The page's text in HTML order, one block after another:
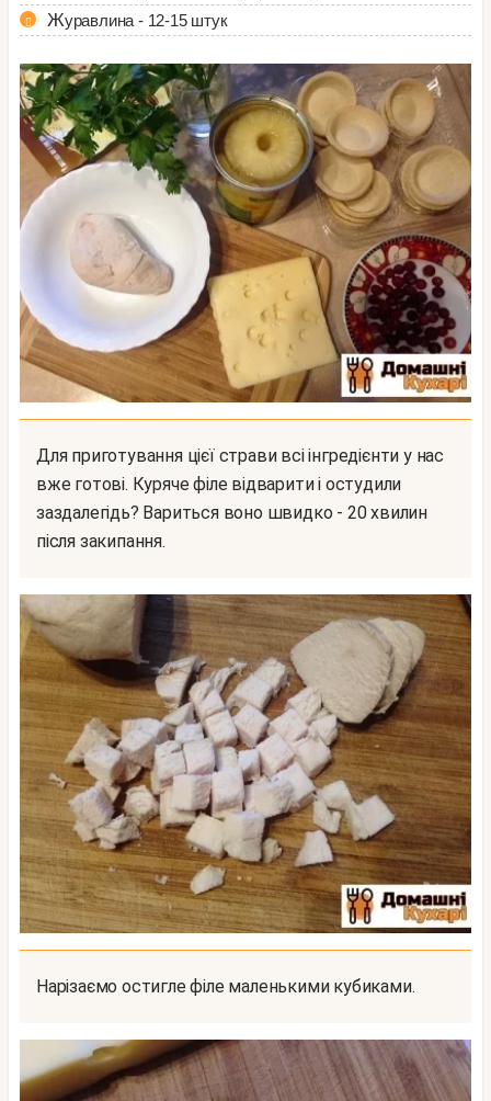
Журавлина - 12-15 штук
Для приготування цієї страви всі інгредієнти у нас
вже готові. Куряче філе відварити і остудили
заздалегідь? Вариться воно швидко - 20 хвилин
після закипання.
Нарізаємо остигле філе маленькими кубиками.